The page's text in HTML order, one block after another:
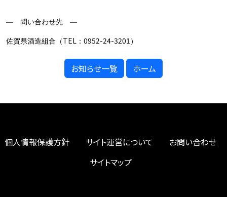
― 問い合わせ先 ―
佐賀県酒造組合（ TEL ： 0952-24-3201 ）
お知らせ一覧 ホーム
個人情報保護方針 サイト運営について
お問い合わせ
サイトマップ